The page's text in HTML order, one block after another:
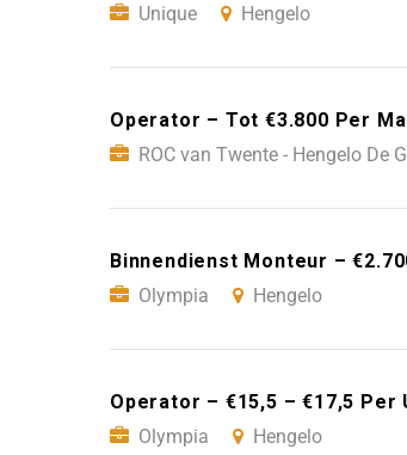
Unique
Hengelo
Operator – Tot €3.800 Per
ROC van Twente - Hengelo De
Binnendienst Monteur –
Olympia
Hengelo
Operator – €15,5 – €17,5 Per
Olympia
Hengelo